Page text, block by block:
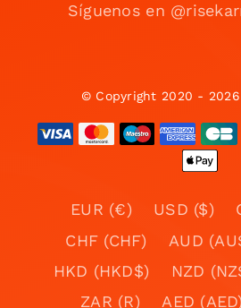
Síguenos en
© Copyright 2020 - 2026
EUR (€) USD ($)
CHF (CHF)
AUD
HKD (HKD$)
NZD
ZAR (R)
AED